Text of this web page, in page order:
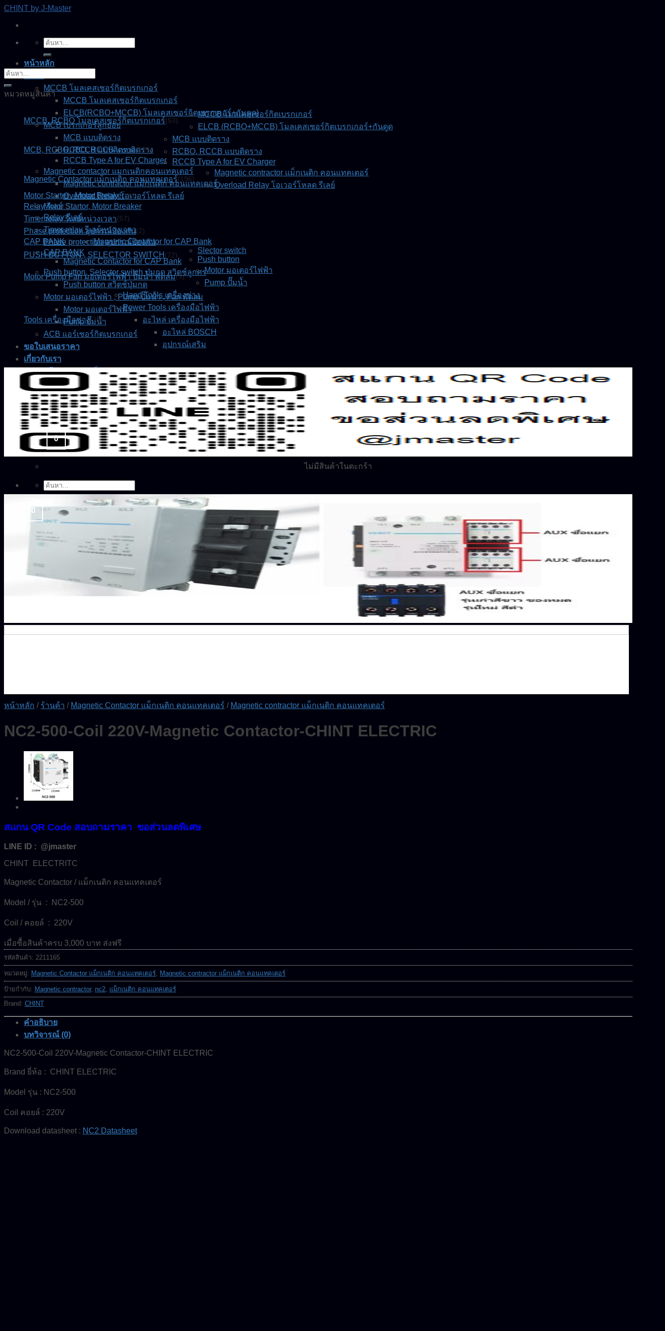
Skip
content
CHINT by J-Master
ค้นหา:
หน้าหลัก
สินค้า
MCCB โมลเคสเซอร์กิตเบรกเกอร์
MCCB โมลเคสเซอร์กิตเบรกเกอร์
ELCB(RCBO+MCCB) โมลเคสเซอร์กิตเบรกเกอร์+กันดูด)
MCB เบรกเกอร์ลูกย่อย
MCB แบบติดราง
RCBO, RCCB แบบติดราง
RCCB Type A for EV Charger
Magnetic contactor แมกเนติกคอนแทคเตอร์
Magnetic contractor แม็กเนติก คอนแทคเตอร์
Overload Relay โอเวอร์โหลด รีเลย์
Motor Startor, Motor Breaker
Relay รีเลย์
Timer relay รีเลย์หน่วงเวลา
Phase protection อุปกรณ์ป้องกัน
CAP BANK
Magnetic Contactor for CAP Bank
Push button, Selector switch ปุ่มกด สวิตช์ลูกศร
Push button สวิตช์ปุ่มกด
Motor มอเตอร์ไฟฟ้า , Pump ปั๊มน้ำ , Fan พัดลม
Motor มอเตอร์ไฟฟ้า
Pump ปั๊มน้ำ
ACB แอร์เซอร์กิตเบรกเกอร์
ขอใบเสนอราคา
เกี่ยวกับเรา
นโยบายความเป็นส่วนตัว
ติดต่อเรา
ร้านค้า
0.00฿ 0
ไม่มีสินค้าในตะกร้า
ค้นหา:
0
ตะกร้าสินค้า
ไม่มีสินค้าในตะกร้า
ค้นหา:
หมวดหมู่สินค้า
MCCB, RCBO โมลเคสเซอร์กิตเบรกเกอร์(53)
MCCB โมลเคสเซอร์กิตเบรกเกอร์
ELCB (RCBO+MCCB) โมลเคสเซอร์กิตเบรกเกอร์+กันดูด
MCB, RCBO, RCCB แบบติดราง(155)
MCB แบบติดราง
RCBO, RCCB แบบติดราง
RCCB Type A for EV Charger
Magnetic Contactor แม็กเนติก คอนแทคเตอร์(196)
Magnetic contractor แม็กเนติก คอนแทคเตอร์
Overload Relay โอเวอร์โหลด รีเลย์
Motor Starter , Motor Breaker(34)
Relay รีเลย์(31)
Timer relay รีเลย์หน่วงเวลา(57)
Phase protection อุปกรณ์ป้องกัน(2)
CAP BANK(7)
Magnetic Contactor for CAP Bank
PUSH BUTTON , SELECTOR SWITCH (72)
Slector switch
Push button
Motor Pump Fan มอเตอร์ไฟฟ้า ปั๊มน้ำ พัดลม(5)
Motor มอเตอร์ไฟฟ้า
Pump ปั๊มน้ำ
Tools เครื่องมือช่าง(25)
Hand Tools เครื่องช่าง
Power Tools เครื่องมือไฟฟ้า
อะไหล่ เครื่องมือไฟฟ้า
อะไหล่ BOSCH
อุปกรณ์เสริม
หน้าหลัก / ร้านค้า / Magnetic Contactor แม็กเนติก คอนแทคเตอร์ / Magnetic contractor แม็กเนติก คอนแทคเตอร์
NC2-500-Coil 220V-Magnetic Contactor-CHINT ELECTRIC
สแกน QR Code สอบถามราคา ขอส่วนลดพิเศษ
LINE ID : @jmaster
CHINT ELECTRITC
Magnetic Contactor / แม็กเนติก คอนแทคเตอร์
Model / รุ่น : NC2-500
Coil / คอยล์ : 220V
เมื่อซื้อสินค้าครบ 3,000 บาท ส่งฟรี
รหัสสินค้า: 2211165
หมวดหมู่: Magnetic Contactor แม็กเนติก คอนแทคเตอร์ Magnetic contractor แม็กเนติก คอนแทคเตอร์
ป้ายกำกับ: Magnetic contractor, nc2 แม็กเนติก คอนแทคเตอร์
Brand: CHINT
คำอธิบาย
บทวิจารณ์ (0)
NC2-500-Coil 220V-Magnetic Contactor-CHINT ELECTRIC
Brand ยี่ห้อ : CHINT ELECTRIC
Model รุ่น : NC2-500
Coil คอยล์ : 220V
Download datasheet : NC2 Datasheet